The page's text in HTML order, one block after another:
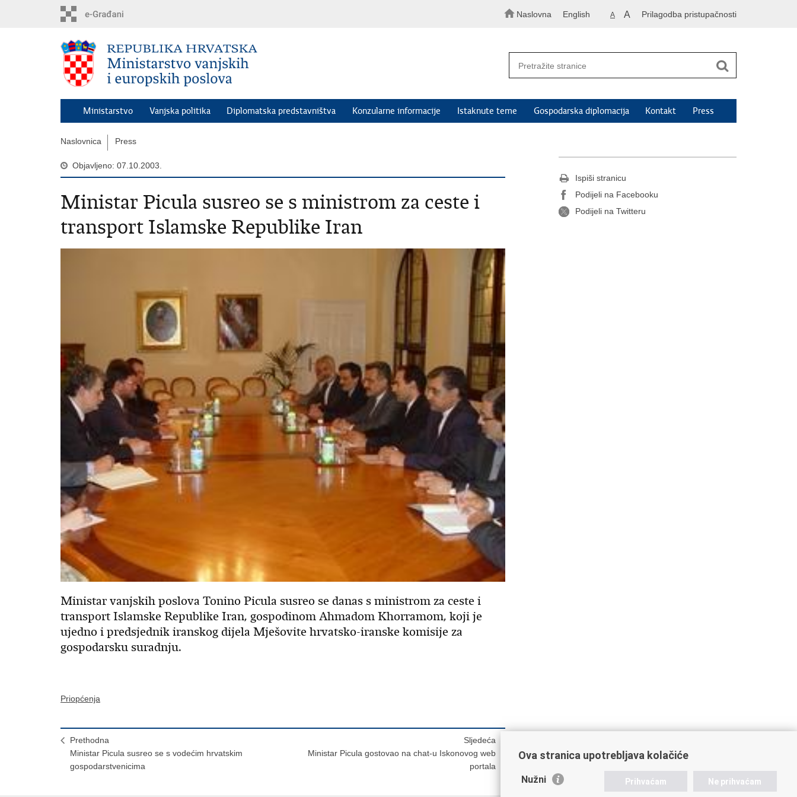
Naslovna English A A Prilagodba pristupačnosti
Ministarstvo Vanjska politika Diplomatska predstavništva Konzularne informacije Istaknute teme Gospodarska diplomacija Kontakt Press
Naslovnica Press
Objavljeno: 07.10.2003.
Ministar Picula susreo se s ministrom za ceste i
transport Islamske Republike Iran
Ministar vanjskih poslova Tonino Picula susreo se danas s ministrom za ceste i
transport Islamske Republike Iran, gospodinom Ahmadom Khorramom, koji je
ujedno i predsjednik iranskog dijela Mješovite hrvatsko-iranske komisije za
gospodarsku suradnju.
Priopćenja
Prethodna
Ministar Picula susreo se s vodećim hrvatskim
gospodarstvenicima
Sljedeća
Ministar Picula gostovao na chat-u Iskonovog web
portala
Ispiši stranicu
Podijeli na Facebooku
Podijeli na Twitteru
Ova stranica upotrebljava kolačiće
Nužni Prihvaćam Ne prihvaćam